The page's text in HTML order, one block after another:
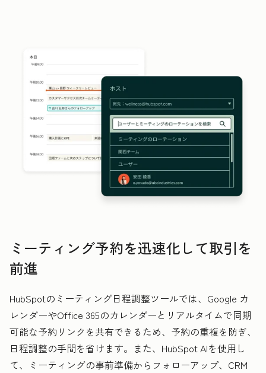
ミーティング予約を迅速化して取引を
前進
HubSpotのミーティング日程調整ツールでは、Google カ
レンダーやOffice 365のカレンダーとリアルタイムで同期
可能な予約リンクを共有できるため、予約の重複を防ぎ、
日程調整の手間を省けます。また、HubSpot AIを使用し
て、ミーティングの事前準備からフォローアップ、CRM